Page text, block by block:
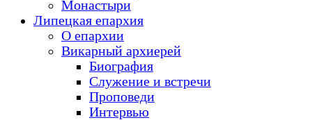
Монастыри
Липецкая епархия
О епархии
Викарный архиерей
Биография
Служение и встречи
Проповеди
Интервью